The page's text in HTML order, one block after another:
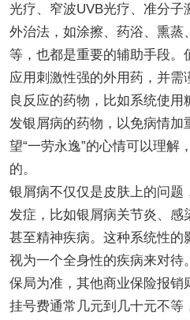
光疗、窄波UVB光疗、准分子
外治法，如涂擦、药浴、熏蒸
等，也都是重要的辅助手段。
应用刺激性强的外用药，并需
良反应的药物，比如系统使用
发银屑病的药物，以免病情加
望“一劳永逸”的心情可以理解
的。
银屑病不仅仅是皮肤上的问题
发症，比如银屑病关节炎、感
甚至精神疾病。这种系统性的
视为一个全身性的疾病来对待
保局为准，其他商业保险报销
挂号费通常几元到几十元不等